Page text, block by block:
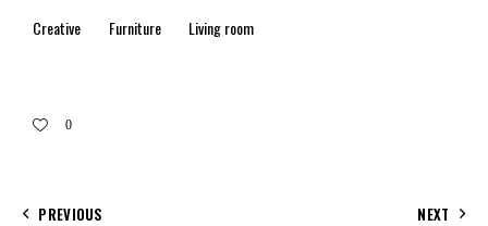
Creative Furniture Living room
0
PREVIOUS NEXT